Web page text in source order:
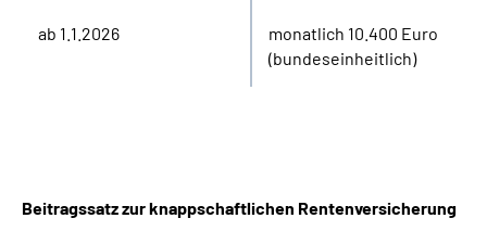
ab 1.1.2026
monatlich 10.400 Euro
(bundeseinheitlich)
Beitragssatz zur knappschaftlichen Rentenversicherung